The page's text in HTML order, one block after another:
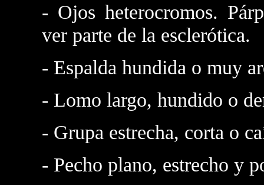
- Ojos heterocromos.
ver parte de la esclerótica.
- Espalda hundida o muy
- Lomo largo, hundido o
- Grupa estrecha, corta o
- Pecho plano, estrecho y